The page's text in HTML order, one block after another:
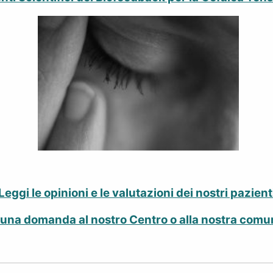
le opinioni e le valutazioni dei nostri
domanda al nostro Centro o alla nostra